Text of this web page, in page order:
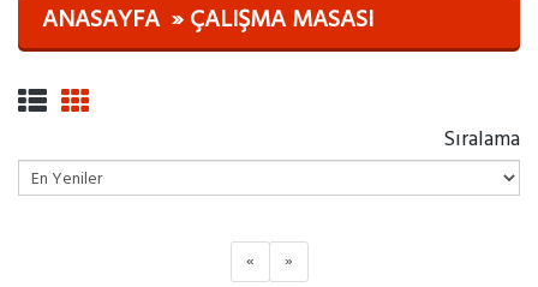
ANASAYFA
ÇALIŞMA MASASI
Sıralama
« »